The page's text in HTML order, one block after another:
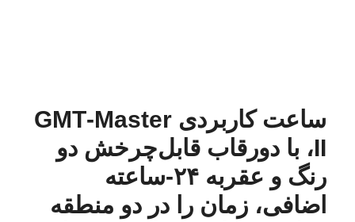
ساعت کاربردی GMT‑Master
II، با دورقاب قابل‌چرخش دو
رنگ و عقربه ۲۴‑ساعته
اضافی، زمان را در دو منطقه